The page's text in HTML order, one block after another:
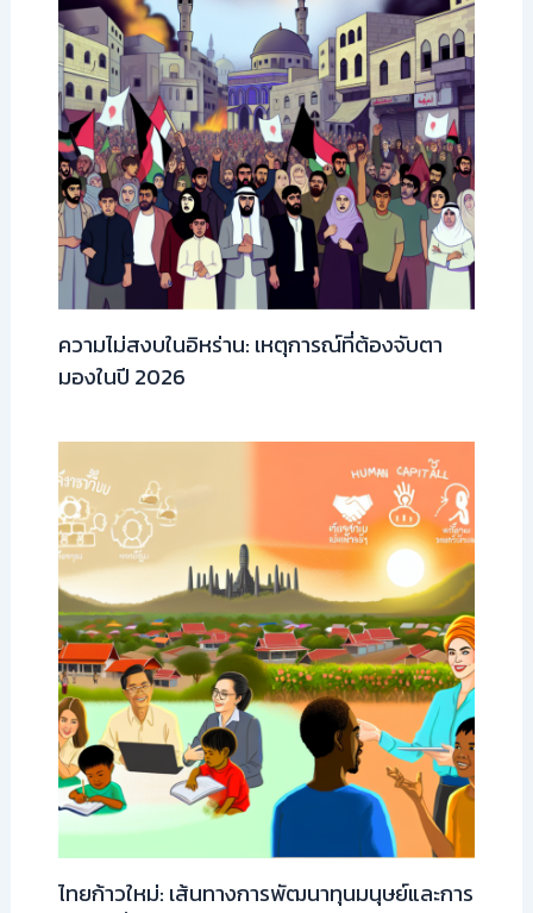
ความไม่สงบในอิหร่าน: เหตุการณ์ที่ต้องจับตา
มองในปี 2026
ไทยก้าวใหม่: เส้นทางการพัฒนาทุนมนุษย์และการ